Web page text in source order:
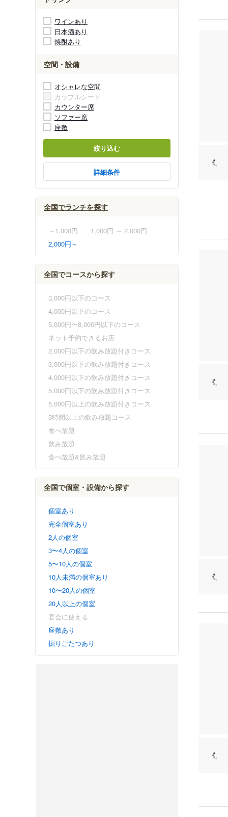
ワインあり
日本酒あり
焼酎あり
空間・設備
オシャレな空間
カップルシート
カウンター席
ソファー席
座敷
絞り込む
詳細条件
全国でランチを探す
～1,000円
1,000円 ～ 2,000円
2,000円～
全国でコースから探す
3,000円以下のコース
4,000円以下のコース
5,000円〜8,000円以下のコース
ネット予約できるお店
2,000円以下の飲み放題付きコース
3,000円以下の飲み放題付きコース
4,000円以下の飲み放題付きコース
5,000円以下の飲み放題付きコース
5,000円以上の飲み放題付きコース
3時間以上の飲み放題コース
食べ放題
飲み放題
食べ放題&飲み放題
全国で個室・設備から探す
個室あり
完全個室あり
2人の個室
3〜4人の個室
5〜10人の個室
10人未満の個室あり
10〜20人の個室
20人以上の個室
宴会に使える
座敷あり
掘りごたつあり